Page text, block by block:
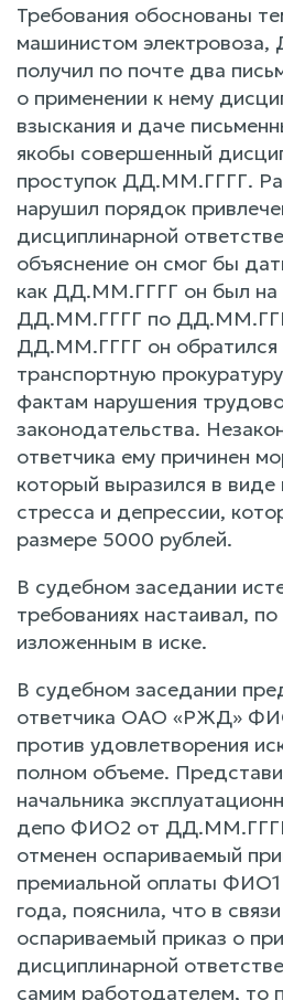
Требования обоснованы
машинистом
получил по почте два
о применении к нему
взыскания и даче
якобы совершенный
проступок ДД.ММ.ГГГГ.
нарушил порядок
дисциплинарной
объяснение он смог бы
как ДД.ММ.ГГГГ он был на
ДД.ММ.ГГГГ по
ДД.ММ.ГГГГ он обратился
транспортную
фактам нарушения
законодательства.
ответчика ему причинен
который выразился в виде
стресса и депрессии,
размере 5000 рублей.
В судебном заседании
требованиях настаивал,
изложенным в иске.
В судебном заседании
ответчика ОАО «РЖД»
против удовлетворения
полном объеме.
начальника
депо ФИО2 от
отменен оспариваемый
премиальной оплаты ФИО1
года, пояснила, что в
оспариваемый приказ о
дисциплинарной
самим работодателем, то